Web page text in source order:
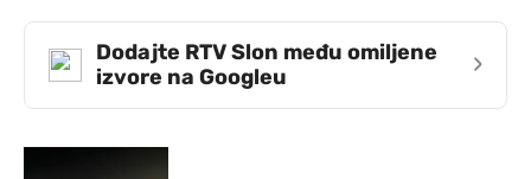
Dodajte RTV Slon među omiljene
izvore na Googleu
›